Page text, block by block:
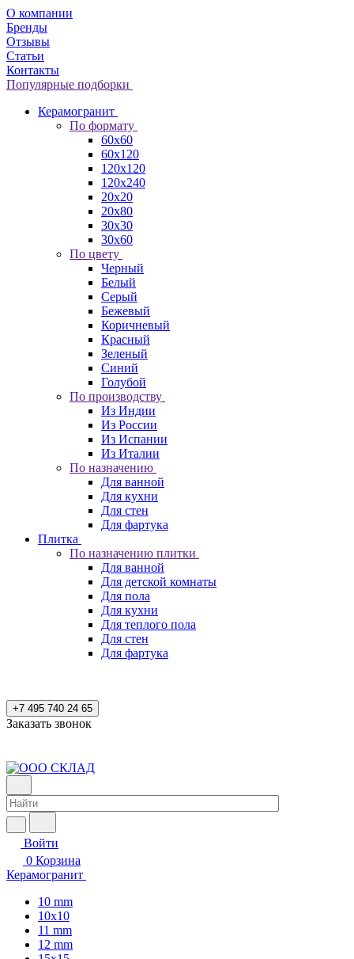
О компании
Бренды
Отзывы
Статьи
Контакты
Популярные подборки
Керамогранит
По формату
60x60
60x120
120x120
120x240
20x20
20x80
30x30
30x60
По цвету
Черный
Белый
Серый
Бежевый
Коричневый
Красный
Зеленый
Синий
Голубой
По производству
Из Индии
Из России
Из Испании
Из Италии
По назначению
Для ванной
Для кухни
Для стен
Для фартука
Плитка
По назначению плитки
Для ванной
Для детской комнаты
Для пола
Для кухни
Для теплого пола
Для стен
Для фартука
+7 495 740 24 65
Заказать звонок
Войти
0 Корзина
Керамогранит
10 mm
10x10
11 mm
12 mm